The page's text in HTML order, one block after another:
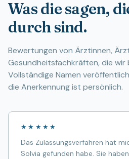
Was die sagen,
durch sind.
Bewertungen von Ärztinnen,
Gesundheitsfachkräften, die wir
Vollständige Namen
die Anerkennung ist persönlich.
★★★★★
Das Zulassungsverfahren hat
Solvia gefunden habe. Sie